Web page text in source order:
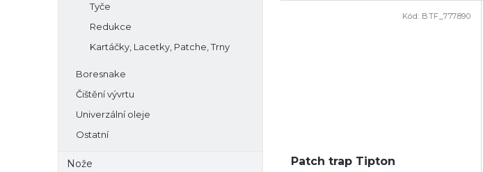
Tyče
Redukce
Kartáčky, Lacetky, Patche, Trny
Boresnake
Čištění vývrtu
Univerzální oleje
Ostatní
Nože
Patch trap Tipton
Kód: BTF_777890